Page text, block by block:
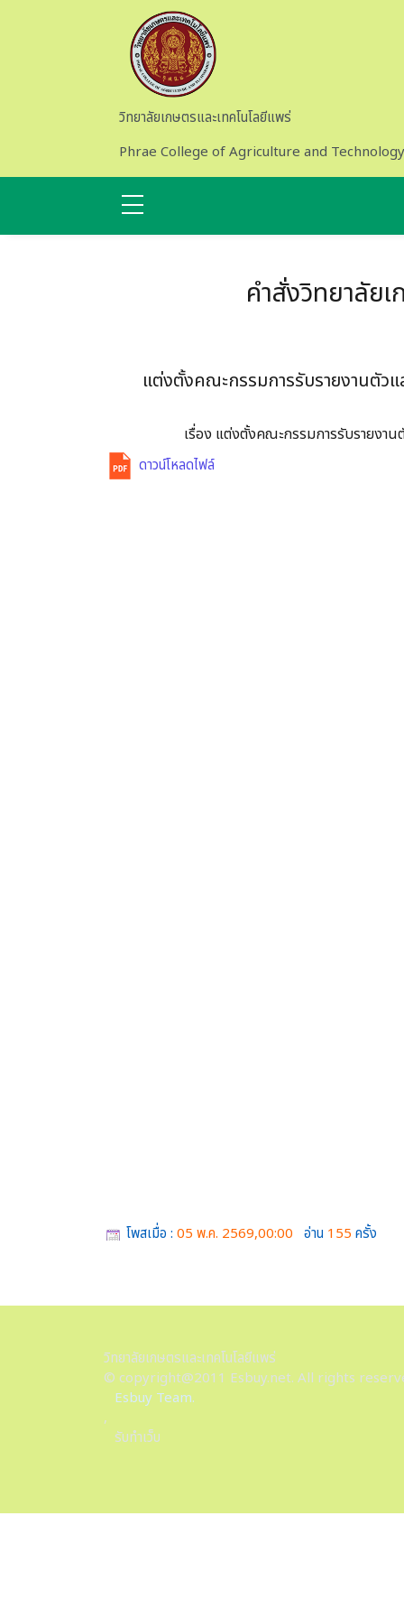
วิทยาลัยเกษตรและเทคโนโลยีแพร่
Phrae College of Agriculture and Technology
คำสั่งวิทยาลัย
แต่งตั้งคณะกรรมการรับรายงานตัว
เรื่อง แต่งตั้งคณะกรรมการรับรายงา
ดาวน์โหลดไฟล์
โพสเมื่อ : 05 พ.ค. 2569,00:00 อ่าน 155 ครั้ง
วิทยาลัยเกษตรและเทคโนโลยีแพร่
© copyright@2011 Esbuy.net. All rights
Esbuy Team.
,
รับทำเว็บ